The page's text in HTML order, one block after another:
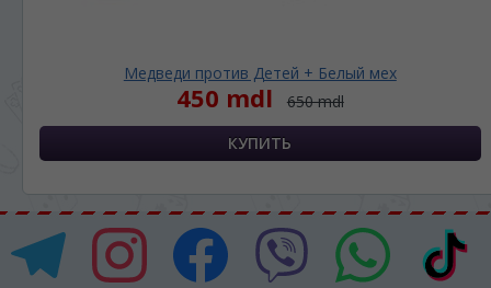
Медведи против Детей + Белый мех
450 mdl 650 mdl